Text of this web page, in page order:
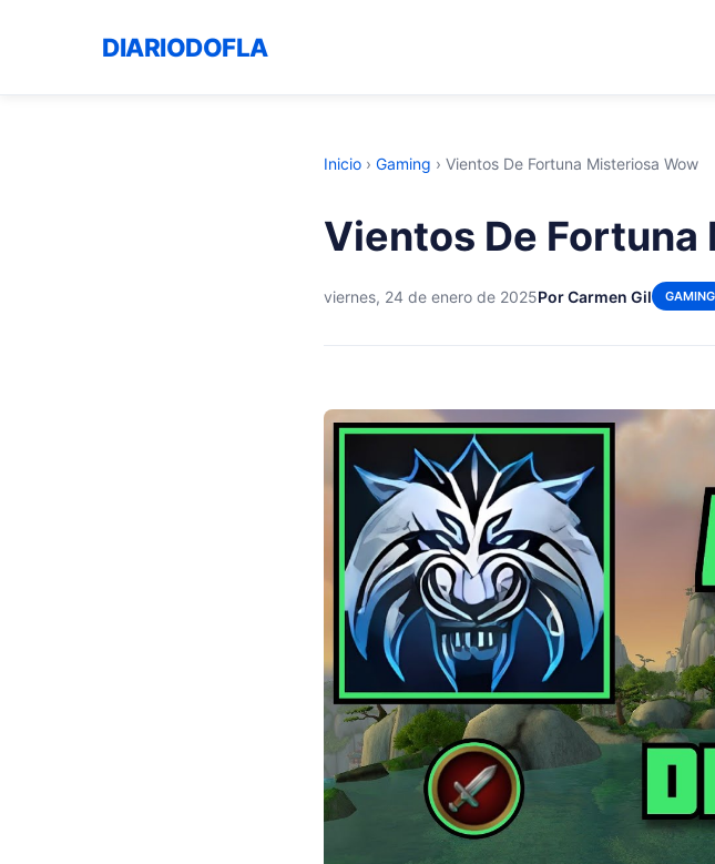
DIARIODOFLA
Inicio › Gaming › Vientos De Fortuna Misteriosa Wow
Vientos De
viernes, 24 de enero de 2025Por Carmen Gil GAMING